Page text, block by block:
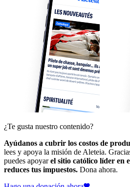
¿Te gusta nuestro contenido?
Ayúdanos a cubrir los costos de
lees y apoya la misión de Aleteia.
puedes apoyarel sitio católico líder en
reduces tus impuestos. Dona ahora.